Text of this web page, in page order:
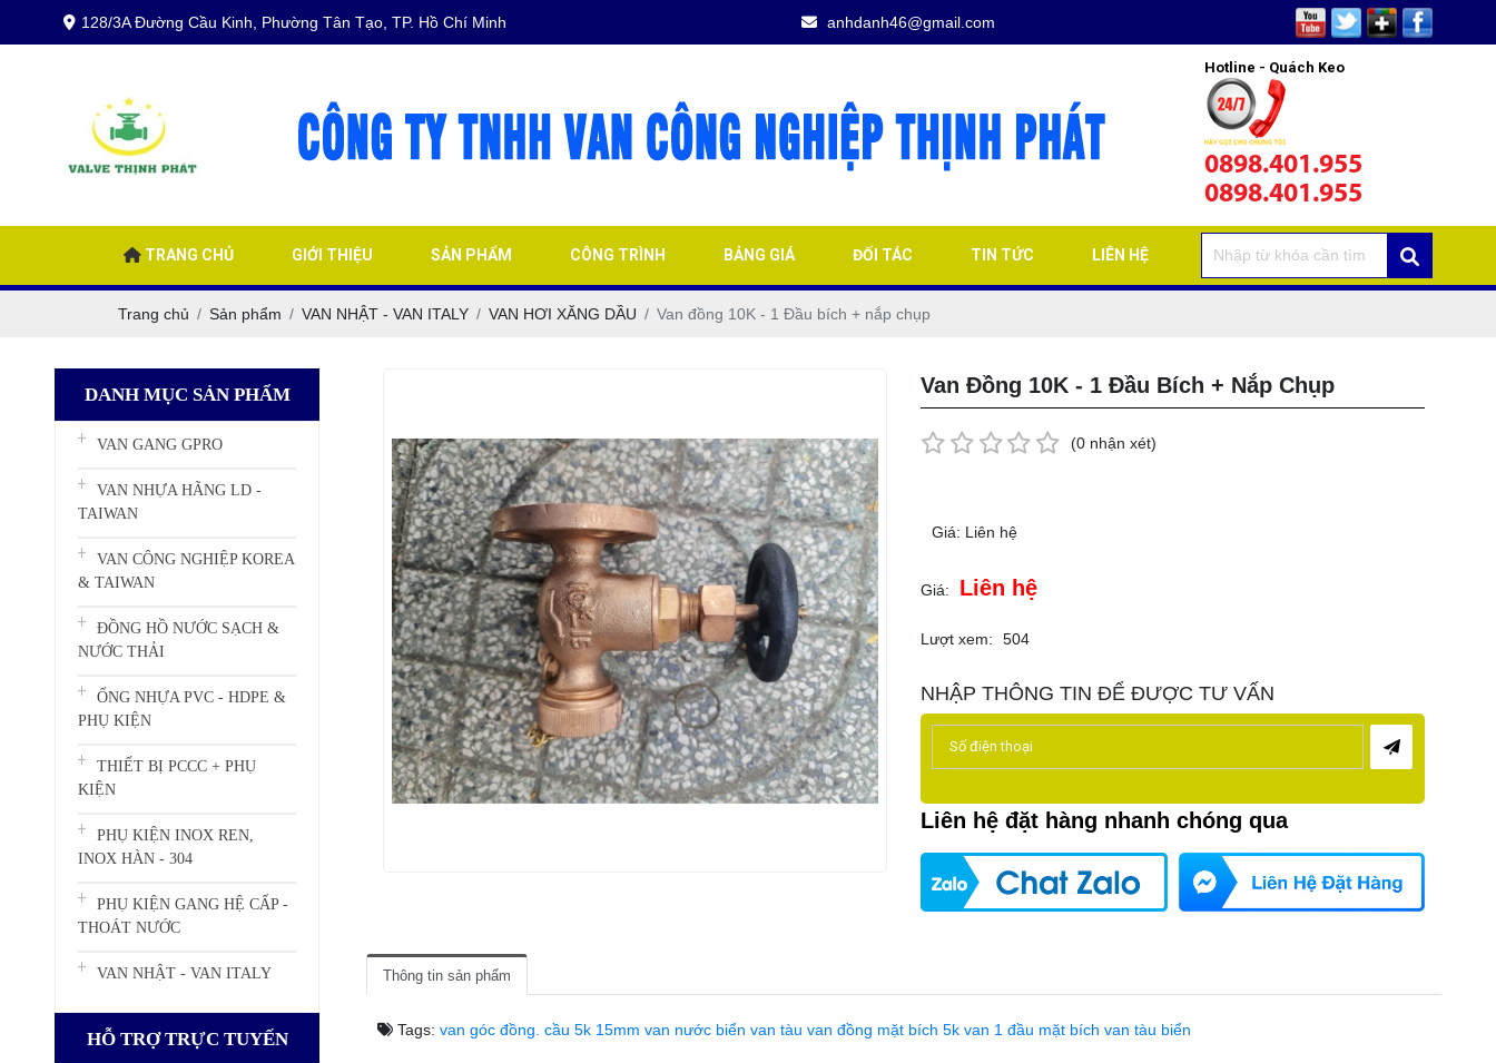
128/3A Đường Cầu Kinh, Phường Tân Tạo, TP. Hồ Chí Minh anhdanh46@gmail.com
Hotline - Quách Keo
0898.401.955
0898.401.955
TRANG CHỦ GIỚI THIỆU SẢN PHẨM CÔNG TRÌNH BẢNG GIÁ ĐỐI TÁC TIN TỨC LIÊN HỆ
Trang chủ Sản phẩm VAN NHẬT - VAN ITALY VAN HƠI XĂNG DẦU Van đồng 10K - 1 Đầu bích + nắp chụp
DANH MỤC SẢN PHẨM
VAN GANG GPRO
VAN NHỰA HÃNG LD -
TAIWAN
VAN CÔNG NGHIỆP KOREA
& TAIWAN
ĐỒNG HỒ NƯỚC SẠCH &
NƯỚC THẢI
ỐNG NHỰA PVC - HDPE &
PHỤ KIỆN
THIẾT BỊ PCCC + PHỤ
KIỆN
PHỤ KIỆN INOX REN,
INOX HÀN - 304
PHỤ KIỆN GANG HỆ CẤP -
THOÁT NƯỚC
VAN NHẬT - VAN ITALY
HỖ TRỢ TRỰC TUYẾN
Van Đồng 10K - 1 Đầu Bích + Nắp Chụp
(0 nhận xét)
Giá: Liên hệ
Giá: Liên hệ
Lượt xem: 504
NHẬP THÔNG TIN ĐỂ ĐƯỢC TƯ VẤN
Liên hệ đặt hàng nhanh chóng qua
Thông tin sản phẩm
Tags: van góc đồng. cầu 5k 15mm van nước biển van tàu van đồng mặt bích 5k van 1 đầu mặt bích van tàu biển